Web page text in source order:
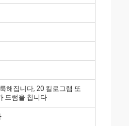
해집니다, 20 킬로그램 또
드럼을 칩니다